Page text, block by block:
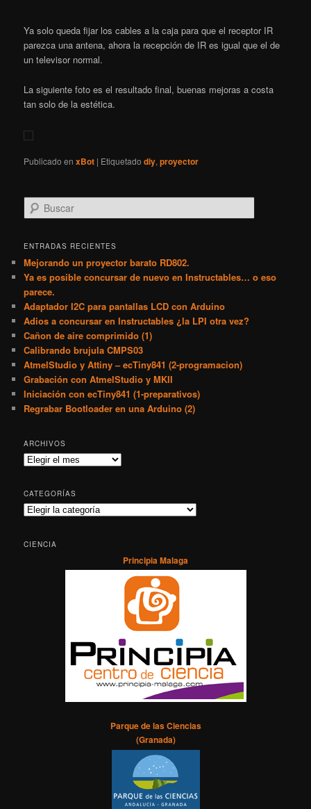
Ya solo queda fijar los cables a la caja para que el receptor IR
parezca una antena, ahora la recepción de IR es igual que el de
un televisor normal.
La siguiente foto es el resultado final, buenas mejoras a costa
tan solo de la estética.
Publicado en xBot | Etiquetado diy,proyector
u
c
r
ENTRADAS RECIENTES
Mejorando un proyector barato RD802.
Ya es posible concursar de nuevo en Instructables… o eso
parece.
Adaptador I2C para pantallas LCD con Arduino
Adios a concursar en Instructables ¿la LPI otra vez?
Cañon de aire comprimido (1)
Calibrando brujula CMPS03
AtmelStudio y Attiny – ecTiny841 (2-programacion)
Grabación con AtmelStudio y MKII
Iniciación con ecTiny841 (1-preparativos)
Regrabar Bootloader en una Arduino (2)
ARCHIVOS
Archivos
CATEGORÍAS
Categorías
CIENCIA
Principia Malaga
Parque de las Ciencias
(Granada)